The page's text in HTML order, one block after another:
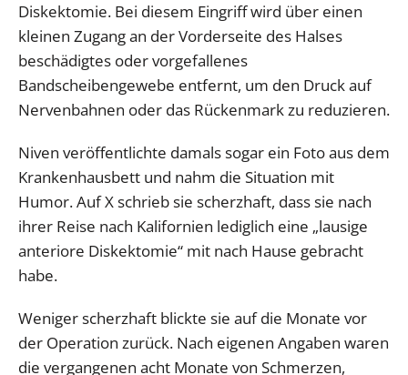
Diskektomie. Bei diesem Eingriff wird über einen
kleinen Zugang an der Vorderseite des Halses
beschädigtes oder vorgefallenes
Bandscheibengewebe entfernt, um den Druck auf
Nervenbahnen oder das Rückenmark zu reduzieren.
Niven veröffentlichte damals sogar ein Foto aus dem
Krankenhausbett und nahm die Situation mit
Humor. Auf X schrieb sie scherzhaft, dass sie nach
ihrer Reise nach Kalifornien lediglich eine „lausige
anteriore Diskektomie“ mit nach Hause gebracht
habe.
Weniger scherzhaft blickte sie auf die Monate vor
der Operation zurück. Nach eigenen Angaben waren
die vergangenen acht Monate von Schmerzen,